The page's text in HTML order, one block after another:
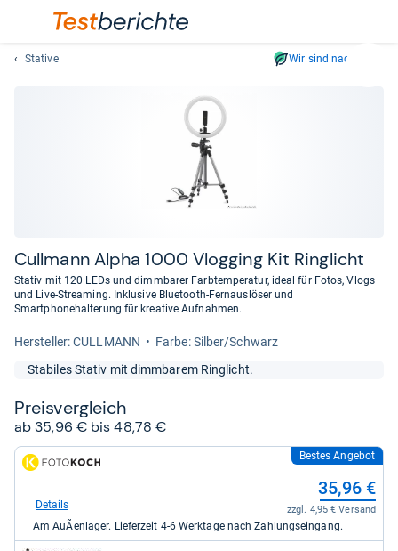
und
lassen
Stative Wir sind nachhaltig
Cull­mann Alpha 1000 Vlog­ging Kit Ring­licht
Stativ mit 120 LEDs und dimmbarer Farbtemperatur, ideal für Fotos, Vlogs
und Live-Streaming. Inklusive Bluetooth-Fernauslöser und
Smartphonehalterung für kreative Aufnahmen.
Her­stel­ler: CULLMANN
Farbe: Silber/Schwarz
Stabiles Stativ mit dimmbarem Ringlicht.
Preis­ver­gleich
ab 35,96 € bis 48,78 €
zum
Shop:
Hifi
Foto
Koch
Bestes Angebot
35,96 €
zzgl. 4,95 € Versand
Details
Am AuÃenlager. Lieferzeit 4-6 Werktage nach Zahlungseingang.